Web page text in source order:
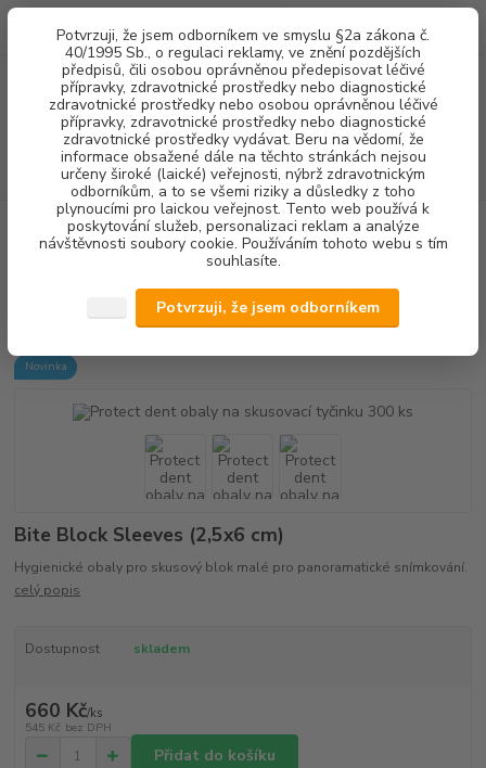
Potvrzuji, že jsem odborníkem ve smyslu §2a zákona č.
40/1995 Sb., o regulaci reklamy, ve znění pozdějších
předpisů, čili osobou oprávněnou předepisovat léčivé
přípravky, zdravotnické prostředky nebo diagnostické
zdravotnické prostředky nebo osobou oprávněnou léčivé
přípravky, zdravotnické prostředky nebo diagnostické
zdravotnické prostředky vydávat. Beru na vědomí, že
informace obsažené dále na těchto stránkách nejsou
určeny široké (laické) veřejnosti, nýbrž zdravotnickým
odborníkům, a to se všemi riziky a důsledky z toho
plynoucími pro laickou veřejnost. Tento web používá k
poskytování služeb, personalizaci reklam a analýze
návštěvnosti soubory cookie. Používáním tohoto webu s tím
souhlasíte.
Potvrzuji, že jsem odborníkem
Menu
CZK
Hledat
(Po-Pá, 8-16 hod.)
za0,00 Kč
RENTGENOLOGIE OCHRANNÉ OBALY
Protect dent obaly na
skusovací tyčinku 300 ks
Protect dent obaly na skusovací
tyčinku 300 ks
Novinka
Bite Block Sleeves (2,5x6 cm)
Hygienické obaly pro skusový blok malé pro panoramatické snímkování.
celý popis
Dostupnost skladem
660 Kč/ks
545 Kč bez DPH
Přidat do košíku